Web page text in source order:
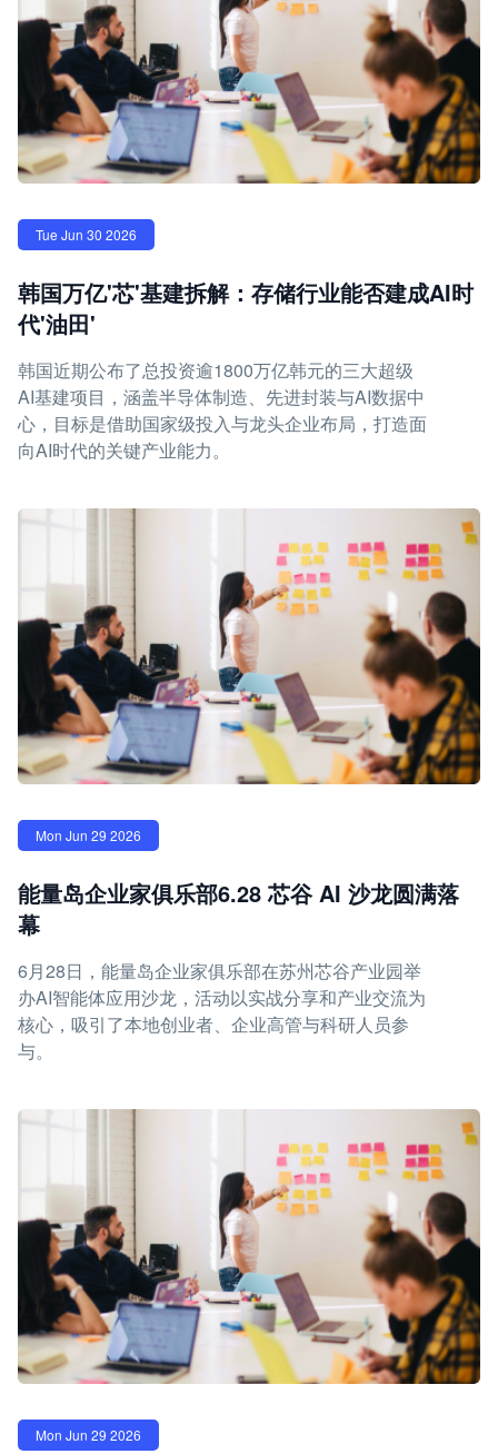
Tue Jun 30 2026
韩国万亿'芯'基建拆解：存储行业能否建成AI时
代'油田'
韩国近期公布了总投资逾1800万亿韩元的三大超级
AI基建项目，涵盖半导体制造、先进封装与AI数据中
心，目标是借助国家级投入与龙头企业布局，打造面
向AI时代的关键产业能力。
Mon Jun 29 2026
能量岛企业家俱乐部6.28 芯谷 AI 沙龙圆满落
幕
6月28日，能量岛企业家俱乐部在苏州芯谷产业园举
办AI智能体应用沙龙，活动以实战分享和产业交流为
核心，吸引了本地创业者、企业高管与科研人员参
与。
Mon Jun 29 2026